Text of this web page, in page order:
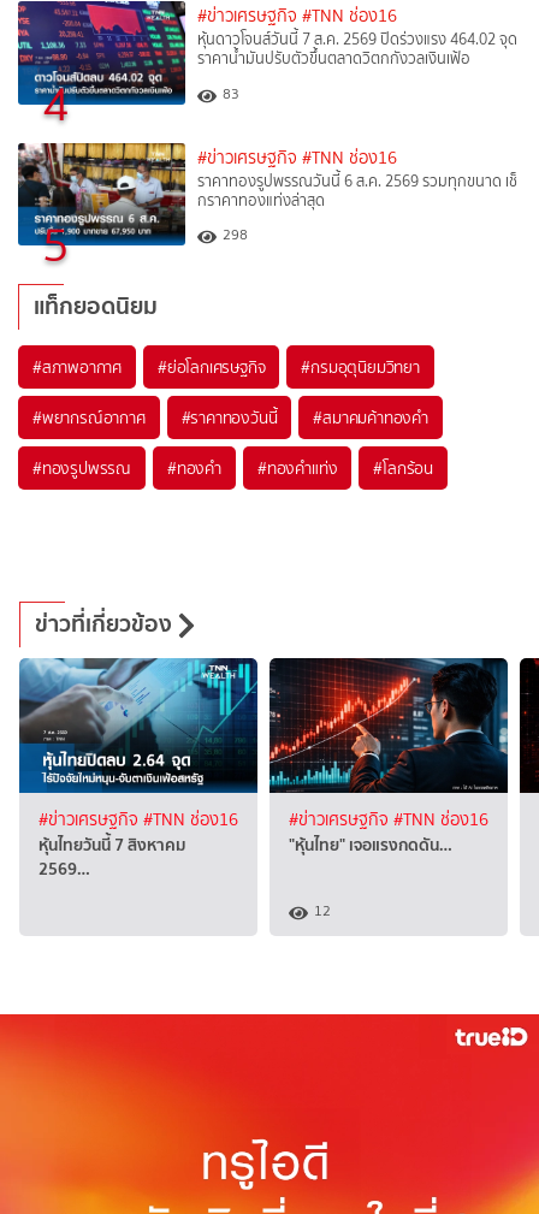
4
#ข่าวเศรษฐกิจ #TNN ช่อง16
หุ้นดาวโจนส์วันนี้ 7 ส.ค. 2569 ปิดร่วงแรง 464.02 จุด
ราคาน้ำมันปรับตัวขึ้นตลาดวิตกกังวลเงินเฟ้อ
83
5
#ข่าวเศรษฐกิจ #TNN ช่อง16
ราคาทองรูปพรรณวันนี้ 6 ส.ค. 2569 รวมทุกขนาด เช็
กราคาทองแท่งล่าสุด
298
แท็กยอดนิยม
#สภาพอากาศ #ย่อโลกเศรษฐกิจ #กรมอุตุนิยมวิทยา
#พยากรณ์อากาศ #ราคาทองวันนี้ #สมาคมค้าทองคำ
#ทองรูปพรรณ #ทองคำ #ทองคำแท่ง #โลกร้อน
ข่าวที่เกี่ยวข้อง
#ข่าวเศรษฐกิจ #TNN ช่อง16
หุ้นไทยวันนี้ 7 สิงหาคม
2569…
#ข่าวเศรษฐกิจ #TNN ช่อง16
"หุ้นไทย" เจอแรงกดดัน…
12